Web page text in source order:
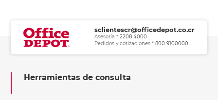
sclientescr@officedepot.co.cr
Asesoría *2208 4000
Pedidos y cotizaciones *800 9100000
Herramientas de consulta